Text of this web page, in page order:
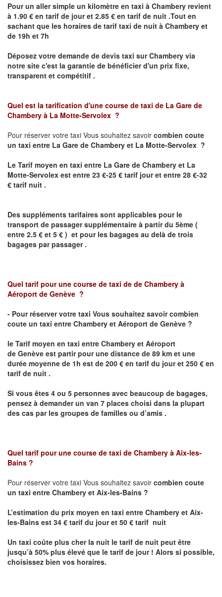
Pour un aller simple un kilomètre en taxi à Chambery revient
à 1.90 € en tarif de jour et 2.85 € en tarif de nuit .Tout en
sachant que les horaires de tarif taxi de nuit à Chambery et
de 19h et 7h
Déposez votre demande de devis taxi surChambery via
notre site c'est la garantie de bénéficier d'un prix fixe,
transparent et compétitif .
Quel est la tarification d'une course de taxi de La Gare de
Chambery à La Motte-Servolex ?
Pour réserver votre taxi Vous souhaitez savoir combien coute
un taxi entre La Gare de Chambery et La Motte-Servolex ?
Le Tarif moyen en taxi entre La Gare de Chambery et La
Motte-Servolex est entre 23 €-25 € tarif jour et entre 28 €-32
€ tarif nuit .
Des suppléments tarifaires sont applicables pour le
transport de passager supplémentaire à partir du 5ème (
entre 2.5 € et 5 € ) et pour les bagages au delà de trois
bagages par passager .
Quel tarif pour une course de taxi de de Chambery à
Aéroport de Genève ?
- Pour réserver votre taxi Vous souhaitez savoir combien
coute un taxi entre Chambery et Aéroport de Genève ?
le Tarif moyen en taxi entre Chambery et Aéroport
de Genève est partir pour une distance de 89 km et une
durée moyenne de 1h est de 200 € en tarif du jour et 250 € en
tarif de nuit .
Si vous êtes 4 ou 5 personnes avec beaucoup de bagages,
pensez à demander un van 7 places choisi dans la plupart
des cas par les groupes de familles ou d’amis .
Quel tarif pour une course de taxi de Chambery à Aix-les-
Bains ?
Pour réserver votre taxi Vous souhaitez savoir combien coute
un taxi entre Chambery et Aix-les-Bains ?
L’estimation du prix moyen en taxi entre Chambery et Aix-
les-Bains est 34 € tarif du jour et 50 € tarif nuit
Un taxi coûte plus cher la nuit le tarif de nuit peut être
jusqu’à 50% plus élevé que le tarif de jour ! Alors si possible,
choisissez bien vos horaires.